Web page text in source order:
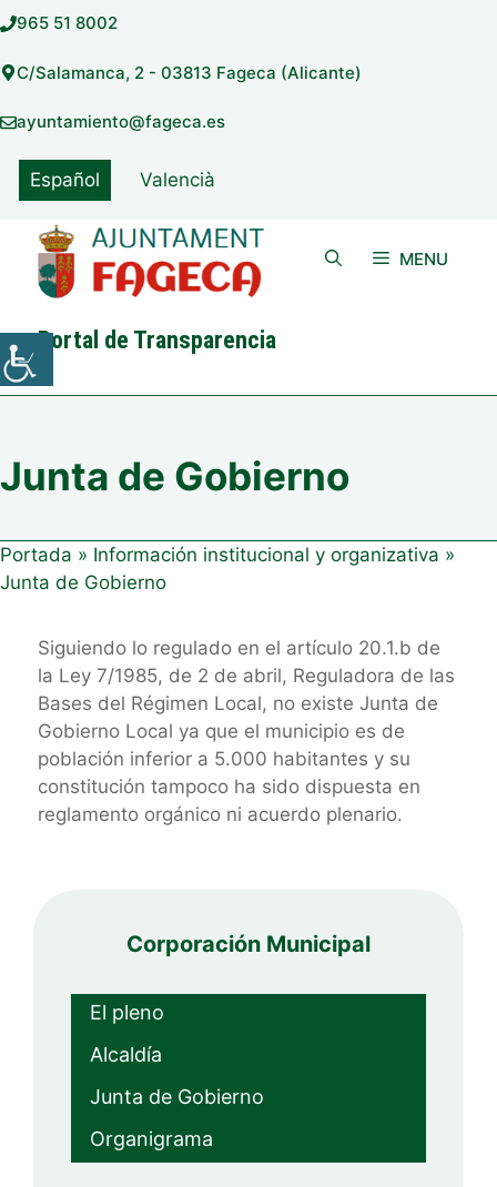
Saltar
contenido
965 51 8002
C/Salamanca, 2 - 03813 Fageca (Alicante)
ayuntamiento@fageca.es
Español Valencià
MENU
Portal de Transparencia
Junta de Gobierno
Portada » Información institucional y organizativa »
Junta de Gobierno
Siguiendo lo regulado en el artículo 20.1.b de
la Ley 7/1985, de 2 de abril, Reguladora de las
Bases del Régimen Local, no existe Junta de
Gobierno Local ya que el municipio es de
población inferior a 5.000 habitantes y su
constitución tampoco ha sido dispuesta en
reglamento orgánico ni acuerdo plenario.
Corporación Municipal
El pleno
Alcaldía
Junta de Gobierno
Organigrama